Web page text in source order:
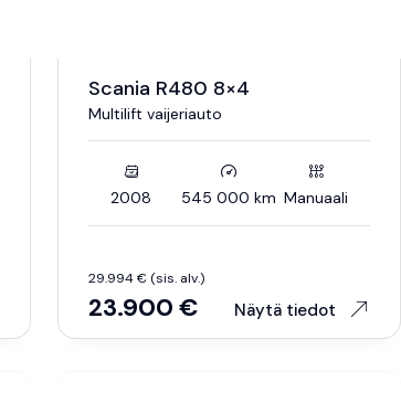
Scania R480 8×4
Multilift vaijeriauto
2008 545 000 km Manuaali
29.994 € (sis. alv.)
23.900 € Näytä tiedot